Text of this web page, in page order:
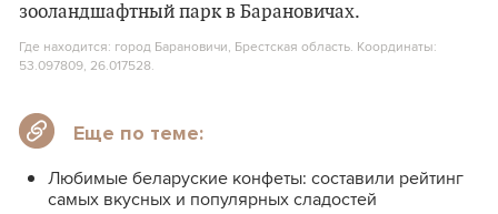
Где находится: город Барановичи, Брестская область. Координаты:
53.097809, 26.017528.
Еще по теме:
Любимые беларуские конфеты: составили рейтинг
самых вкусных и популярных сладостей